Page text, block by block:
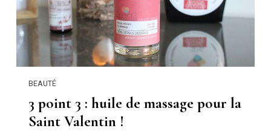
BEAUTÉ
3 point 3 : huile de massage pour la
Saint Valentin !